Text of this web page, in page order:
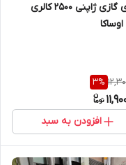
بخاری گازی ژاپنی 2500 کالری
3%
افزودن به سبد